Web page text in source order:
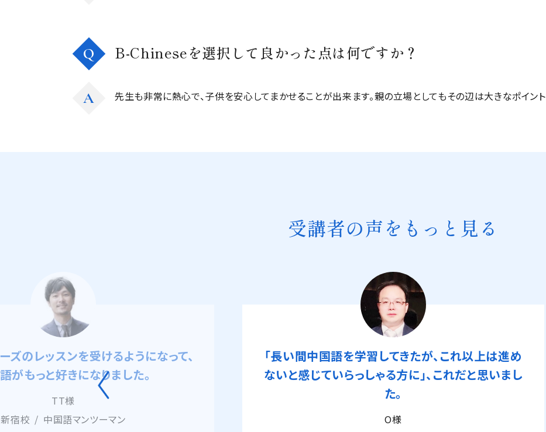
Q B-Chineseを選択して良かった点は何ですか？
A 先生も非常に熱心で、子供を安心してまかせることが出来ます。親の立場としてもその辺は大きなポイン
受講者の声をもっと見る
を学習してきたが、これ以上は進め
らっしゃる方に」、これだと思いまし
た。
O様
教室レッスンとオンラインレッスンを併用していま
す
T様（会社員）
中国語マンツーマン